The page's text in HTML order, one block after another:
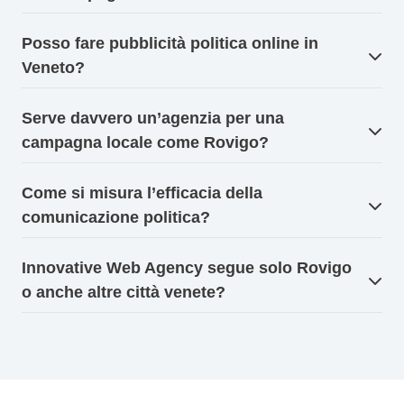
Posso fare pubblicità politica online in
Veneto?
Serve davvero un’agenzia per una
campagna locale come Rovigo?
Come si misura l’efficacia della
comunicazione politica?
Innovative Web Agency segue solo Rovigo
o anche altre città venete?